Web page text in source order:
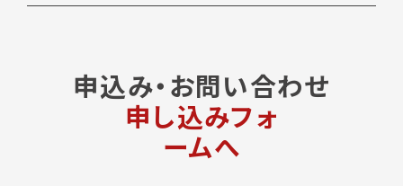
申込み・お問い合わせ
申し込みフォ
ームへ